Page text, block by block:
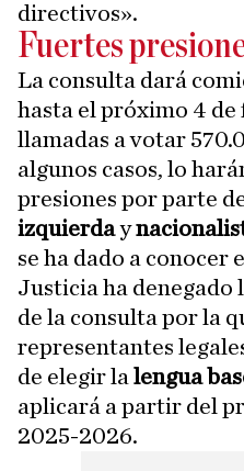
directivos».
Fuertes
La consulta dará
hasta el próximo 4 de
llamadas a votar
algunos casos, lo
presiones por parte
izquierday
se ha dado a conocer
Justicia ha denegado
de la consulta por la
representantes
de elegir la lengua
aplicará a partir del
2025-2026.